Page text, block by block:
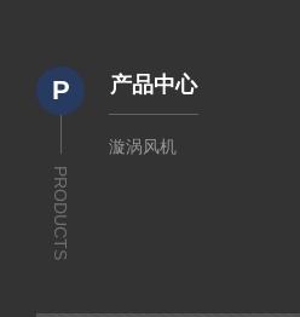
P
PRODUCTS
产品中心
漩涡风机